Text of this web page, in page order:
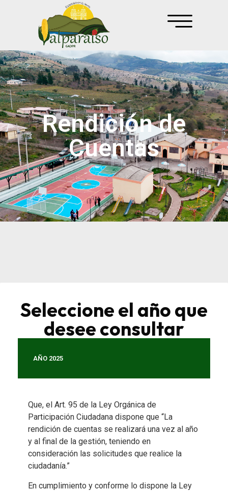
Rendición de
Cuentas
Seleccione el año que
desee consultar
AÑO 2025
Que, el Art. 95 de la Ley Orgánica de
Participación Ciudadana dispone que “La
rendición de cuentas se realizará una vez al año
y al final de la gestión, teniendo en
consideración las solicitudes que realice la
ciudadanía.”
En cumplimiento y conforme lo dispone la Ley